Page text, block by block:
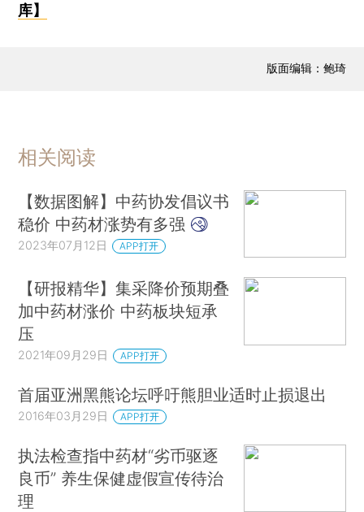
库】
版面编辑：鲍琦
相关阅读
【数据图解】中药协发倡议书
稳价 中药材涨势有多强
2023年07月12日 APP打开
【研报精华】集采降价预期叠
加中药材涨价 中药板块短承
压
2021年09月29日 APP打开
首届亚洲黑熊论坛呼吁熊胆业适时止损退出
2016年03月29日 APP打开
执法检查指中药材“劣币驱逐
良币” 养生保健虚假宣传待治
理